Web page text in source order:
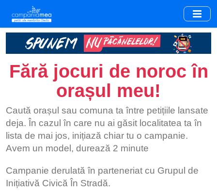
main
content
Fără jocuri de noroc în
orașul meu!
Caută orașul sau comuna ta între petițiile lansate
deja. În cazul în care nu ai găsit localitatea ta în
lista de mai jos, inițiază chiar tu o campanie.
Avem un model, durează 2 minute
Campanie derulată în parteneriat cu Grupul de
Inițiativă Civică În Stradă.